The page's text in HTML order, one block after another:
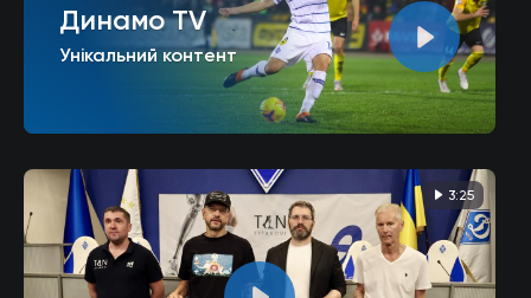
Динамо TV
Унікальний контент
3:25